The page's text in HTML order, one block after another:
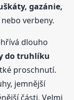
gazánie,
verbeny.
dlouho
do truhlíku
proschnutí.
jemnější
části. Velmi